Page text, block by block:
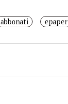
abbonati epaper